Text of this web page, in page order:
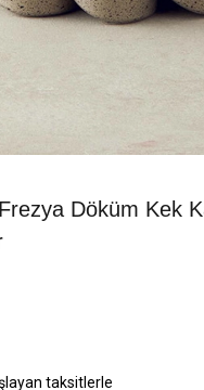
Döküm Kek
taksitlerle